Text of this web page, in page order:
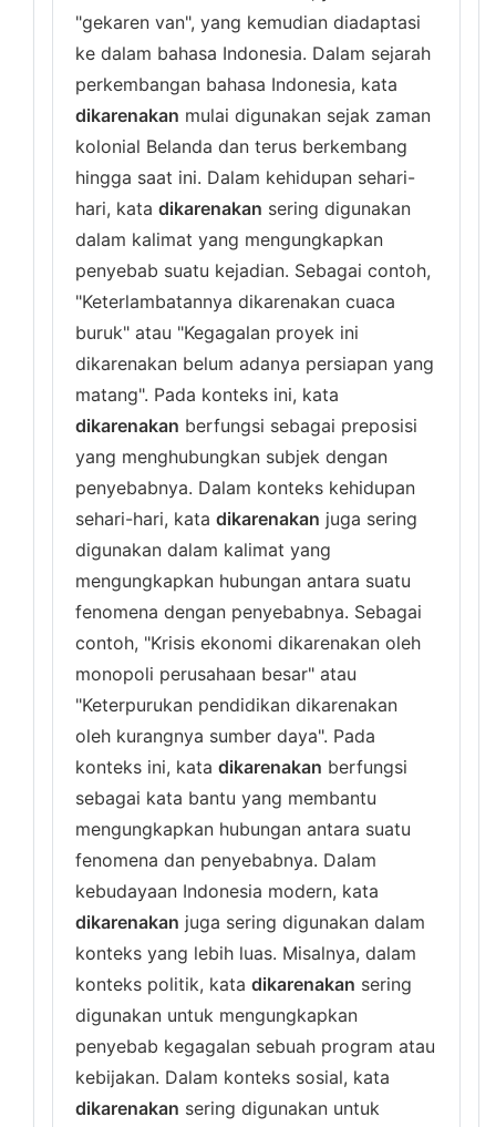
"gekaren van", yang kemudian diadaptasi
ke dalam bahasa Indonesia. Dalam sejarah
perkembangan bahasa Indonesia, kata
dikarenakan mulai digunakan sejak zaman
kolonial Belanda dan terus berkembang
hingga saat ini. Dalam kehidupan sehari-
hari, kata dikarenakan sering digunakan
dalam kalimat yang mengungkapkan
penyebab suatu kejadian. Sebagai contoh,
"Keterlambatannya dikarenakan cuaca
buruk" atau "Kegagalan proyek ini
dikarenakan belum adanya persiapan yang
matang". Pada konteks ini, kata
dikarenakan berfungsi sebagai preposisi
yang menghubungkan subjek dengan
penyebabnya. Dalam konteks kehidupan
sehari-hari, kata dikarenakan juga sering
digunakan dalam kalimat yang
mengungkapkan hubungan antara suatu
fenomena dengan penyebabnya. Sebagai
contoh, "Krisis ekonomi dikarenakan oleh
monopoli perusahaan besar" atau
"Keterpurukan pendidikan dikarenakan
oleh kurangnya sumber daya". Pada
konteks ini, kata dikarenakan berfungsi
sebagai kata bantu yang membantu
mengungkapkan hubungan antara suatu
fenomena dan penyebabnya. Dalam
kebudayaan Indonesia modern, kata
dikarenakan juga sering digunakan dalam
konteks yang lebih luas. Misalnya, dalam
konteks politik, kata dikarenakan sering
digunakan untuk mengungkapkan
penyebab kegagalan sebuah program atau
kebijakan. Dalam konteks sosial, kata
dikarenakan sering digunakan untuk